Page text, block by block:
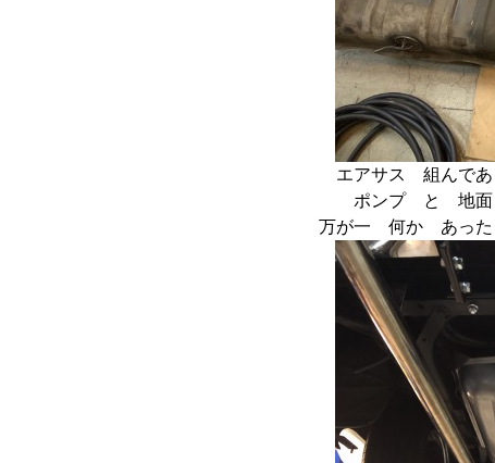
エアサス 組ん
ポンプ と 地
万が一 何か あっ